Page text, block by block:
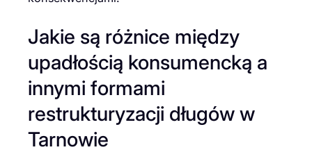
Jakie są różnice między
upadłością konsumencką a
innymi formami
restrukturyzacji długów w
Tarnowie